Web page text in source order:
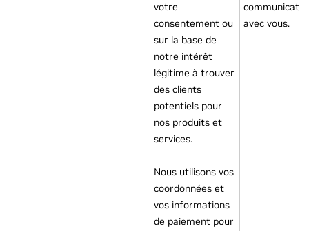
votre
consentement ou
sur la base de
notre intérêt
légitime à trouver
des clients
potentiels pour
nos produits et
services.
Nous utilisons vos
coordonnées et
vos informations
de paiement pour
avec vous.